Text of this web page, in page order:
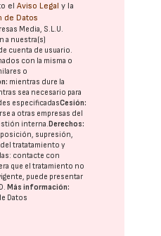
elAviso Legal y la
de Datos
Media, S.L.U.
a nuestra(s)
cuenta de usuario.
con la misma o
o
mientras dure la
sea necesario para
especificadasCesión:
a otras empresas del
interna. Derechos:
supresión,
tratatamiento y
contacte con
que el tratamiento no
puede presentar
. Más información:
Datos